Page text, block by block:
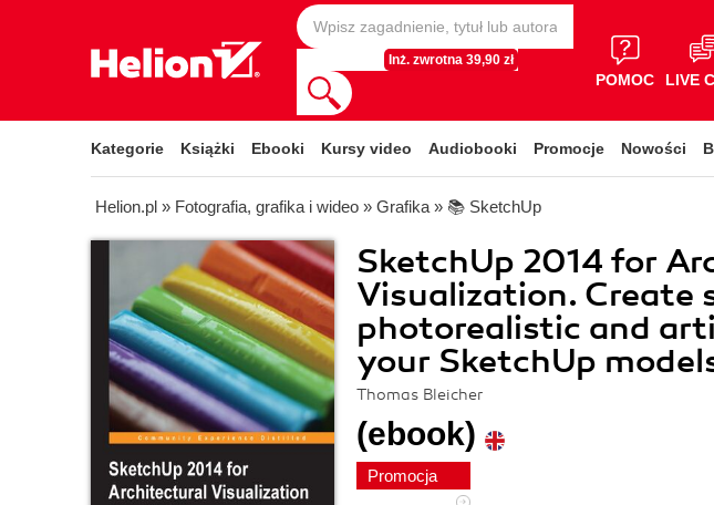
Inż. zwrotna 39,90 zł
POMOC LIVE
Kategorie Książki Ebooki Kursy video Audiobooki Promocje Nowości
Helion.pl » Fotografia, grafika i wideo » Grafika » 📚 SketchUp
SketchUp 2014 for
Visualization. Create
photorealistic and
your SketchUp
Thomas Bleicher
(ebook)
Promocja